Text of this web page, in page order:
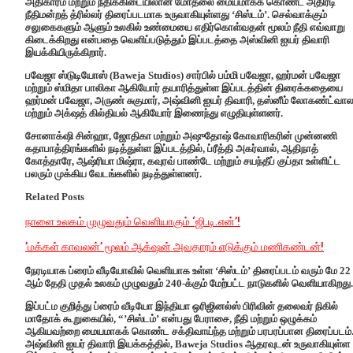
நீதிமன்றத் த்ரில்லர் திரைப்படமாக உருவாகியுள்ளது ‘சிஸ்டம்’. செல்வாக்கும்
சலுகைகளும் ஆளும் உலகில் உண்மையை எதிர்கொள்வதன் மூலம் நீதி எவ்வாறு
கிடைக்கிறது என்பதை வெளிப்படுத்தும் இப்படத்தை அஸ்வினி ஐயர் திவாரி
இயக்கியிருக்கிறார்.
பவேஜா ஸ்டுடியோஸ் (Baweja Studios) சார்பில் பம்மி பவேஜா, ஹர்மன் பவேஜா
மற்றும் ஸ்மிதா பாலிகா ஆகியோர் தயாரித்துள்ள இப்படத்தின் திரைக்கதையை
ஹர்மன் பவேஜா, அருண் சுகுமார், அஷ்வினி ஐயர் திவாரி, தஸ்னீம்
மற்றும் அக்‌ஷத் கில்தியல் ஆகியோர் இணைந்து எழுதியுள்ளனர்.
சோனாக்‌ஷி சின்ஹா, ஜோதிகா மற்றும் அஷுதோஷ் கோவாரிகரின் முன்னணி
கதாபாத்திரங்களில் நடித்துள்ள இப்படத்தில், ப்ரீத்தி அகர்வால், ஆதிநாத்
கோத்தாரே, ஆஷ்ரியா மிஷ்ரா, கவுரவ் பாண்டே மற்றும் சயந்தீப் குப்தா உள்ளிட்ட
பலரும் முக்கிய வேடங்களில் நடித்துள்ளனர்.
Related Posts
நாளை உலகம் முழுவதும் வெளியாகும் ‘ஜி.டி.என்’!
’மக்கள் காவலன்’ மூலம் ஆக்‌ஷன் அவதாரம் எடுக்கும் மணிகண்டன்!
நேரடியாக ப்ரைம் வீடியோவில் வெளியாக உள்ள ‘சிஸ்டம்’ திரைப்படம் வரும் மே 22
ஆம் தேதி முதல் உலகம் முழுவதும் 240-க்கும் மேற்பட்ட நாடுகளில் வெளியாகிறது.
இப்பட்ம குறித்து ப்ரைம் வீடியோ இந்தியா ஒரிஜினல்ஸ் பிரிவின் தலைவர் நிகில்
மாதோக் கூறுகையில், “’சிஸ்டம்’ என்பது பேராசை, நீதி மற்றும் ஒழுக்கம்
ஆகியவற்றை மையமாகக் கொண்ட சக்திவாய்ந்த மற்றும் பரபரப்பான திரைப்படம்.
அஷ்வினி ஐயர் திவாரி இயக்கத்தில், Baweja Studios ஆதரவுடன் உருவாகியுள்ள